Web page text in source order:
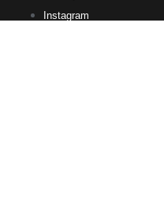
Instagram